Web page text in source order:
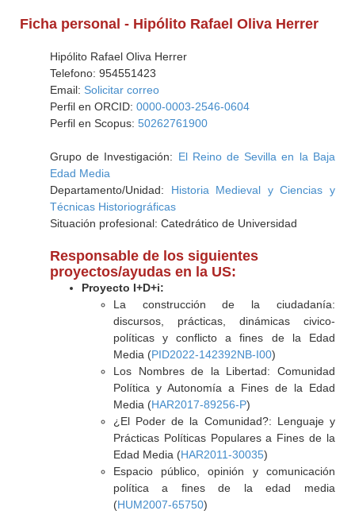
Ficha personal - Hipólito Rafael Oliva Herrer
Hipólito Rafael Oliva Herrer
Telefono: 954551423
Email: Solicitar correo
Perfil en ORCID: 0000-0003-2546-0604
Perfil en Scopus: 50262761900
Grupo de Investigación: El Reino de Sevilla en la Baja
Edad Media
Departamento/Unidad: Historia Medieval y Ciencias y
Técnicas Historiográficas
Situación profesional: Catedrático de Universidad
Responsable de los siguientes
proyectos/ayudas en la US:
Proyecto I+D+i:
La construcción de la ciudadanía:
discursos, prácticas, dinámicas civico-
políticas y conflicto a fines de la Edad
Media (PID2022-142392NB-I00)
Los Nombres de la Libertad: Comunidad
Política y Autonomía a Fines de la Edad
Media (HAR2017-89256-P)
¿El Poder de la Comunidad?: Lenguaje y
Prácticas Políticas Populares a Fines de la
Edad Media (HAR2011-30035)
Espacio público, opinión y comunicación
política a fines de la edad media
(HUM2007-65750)